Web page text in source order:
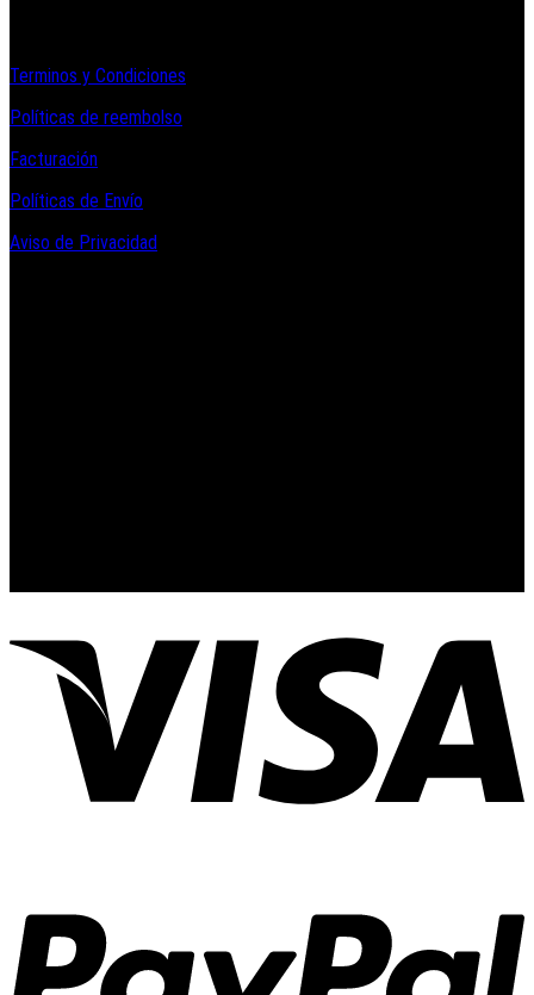
Terminos y Condiciones
Políticas de reembolso
Facturación
Políticas de Envío
Aviso de Privacidad